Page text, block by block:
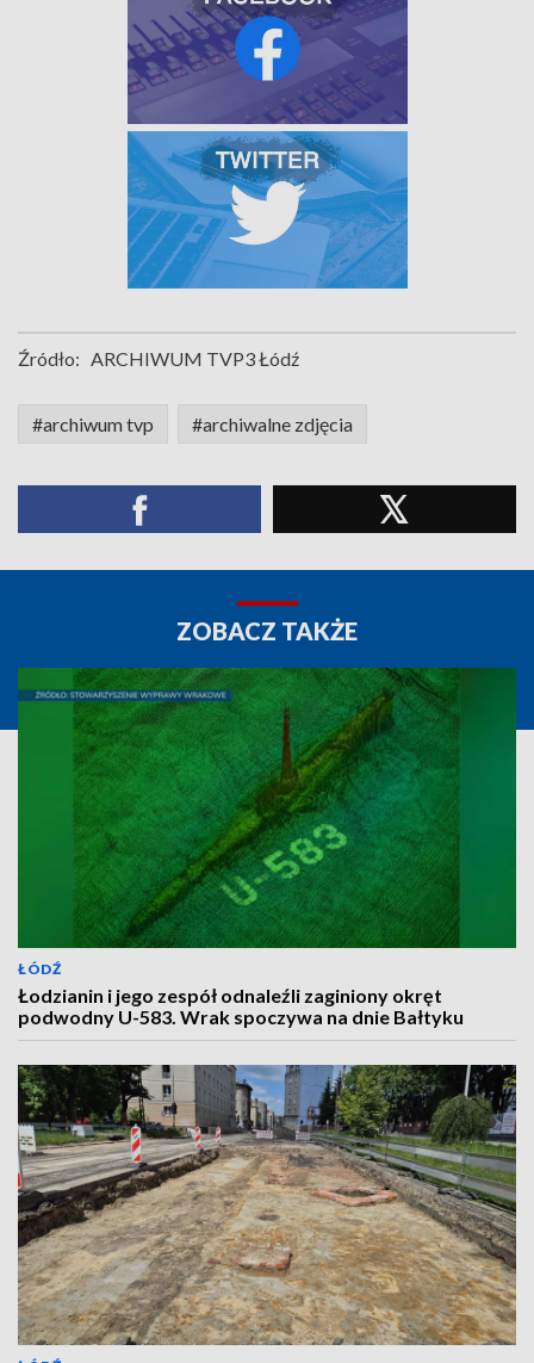
Źródło: ARCHIWUM TVP3 Łódź
#archiwum tvp #archiwalne zdjęcia
ZOBACZ TAKŻE
ŁÓDŹ
Łodzianin i jego zespół odnaleźli zaginiony okręt
podwodny U-583. Wrak spoczywa na dnie Bałtyku